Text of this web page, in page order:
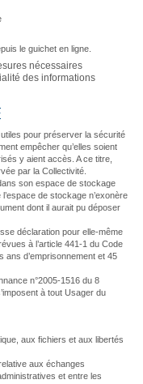
le guichet en ligne.
nécessaires
des informations
pour préserver la sécurité
empêcher qu’elles soient
y aient accès. A ce titre,
par la Collectivité.
son espace de stockage
de stockage n’exonère
dont il aurait pu déposer
déclaration pour elle-même
à l’article 441-1 du Code
ans d’emprisonnement et 45
n°2005-1516 du 8
à tout Usager du
aux fichiers et aux libertés
aux échanges
et entre les